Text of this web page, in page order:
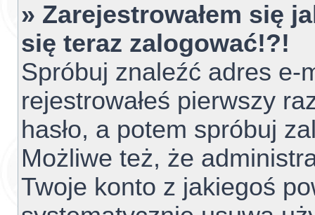
» Zarejestrowałem się
się teraz zalogować!?!
Spróbuj znaleźć adres e-
rejestrowałeś pierwszy
hasło, a potem spróbuj
Możliwe też, że
Twoje konto z jakiegoś